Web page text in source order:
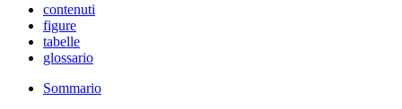
contenuti
figure
tabelle
glossario
Sommario